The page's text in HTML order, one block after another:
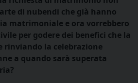
di nubendi che già hanno
matrimoniale e ora vorrebbero
per godere dei benefici che la
rinviando la celebrazione
a quando sarà superata